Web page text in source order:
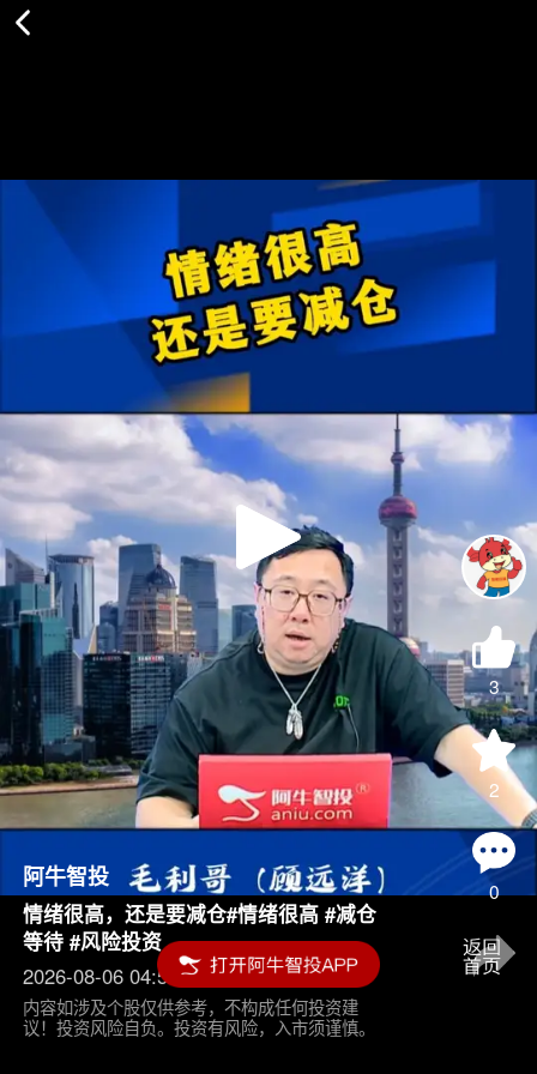
Play
Video
3
2
0
阿牛智投
情绪很高，还是要减仓#情绪很高 #减仓
等待 #风险投资
2026-08-06 04:55
内容如涉及个股仅供参考，不构成任何投资建
议！投资风险自负。投资有风险，入市须谨慎。